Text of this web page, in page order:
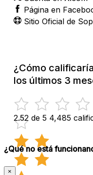
Página en
Sitio Oficial de
¿Cómo
los últimos 3
2.52 de 5 4,485
¿Qué no está
×